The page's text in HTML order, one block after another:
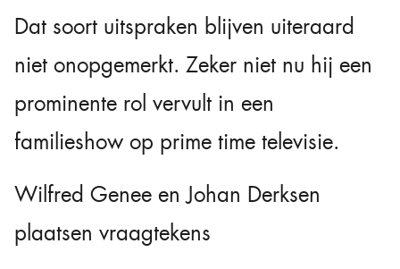
Dat soort uitspraken blijven uiteraard
niet onopgemerkt. Zeker niet nu hij een
prominente rol vervult in een
familieshow op prime time televisie.
Wilfred Genee en Johan Derksen
plaatsen vraagtekens